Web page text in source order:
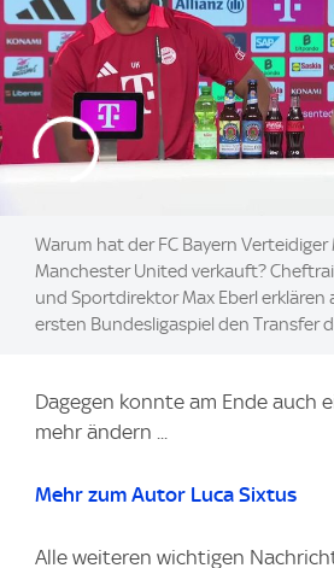
Warum hat der FC Bayern
Manchester United verkauft?
und Sportdirektor Max Eberl erklären
ersten Bundesligaspiel den Transfer
Dagegen konnte am Ende auch
mehr ändern ...
Mehr zum Autor Luca Sixtus
Alle weiteren wichtigen